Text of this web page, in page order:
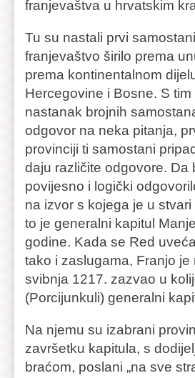
franjevaštva u hrvatskim
Tu su nastali prvi
franjevaštvo širilo prema
prema kontinentalnom
Hercegovine i Bosne. S tim
nastanak brojnih
odgovor na neka pitanja,
provinciji ti samostani
daju različite odgovore. Da
povijesno i logički
na izvor s kojega je u
to je generalni kapitul
godine. Kada se Red
tako i zaslugama, Franjo je
svibnja 1217. zazvao u
(Porcijunkuli) generalni
Na njemu su izabrani
završetku kapitula, s
braćom, poslani „na sve